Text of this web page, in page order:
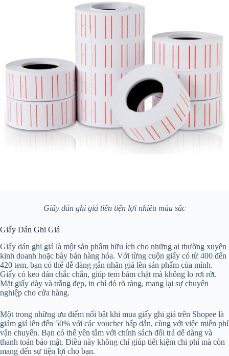
Giấy dán ghi giá tiền tiện lợi nhiều màu sắc
Giấy Dán Ghi Giá
Giấy dán ghi giá là một sản phẩm hữu ích cho những ai thường xuyên
kinh doanh hoặc bày bán hàng hóa. Với từng cuộn giấy có từ 400 đến
420 tem, bạn có thể dễ dàng gắn nhãn giá lên sản phẩm của mình.
Giấy có keo dán chắc chắn, giúp tem bám chặt mà không lo rơi rớt.
Mặt giấy dày và trắng đẹp, in chỉ đỏ rõ ràng, mang lại sự chuyên
nghiệp cho cửa hàng.
Một trong những ưu điểm nổi bật khi mua giấy ghi giá trên Shopee là
giảm giá lên đến 50% với các voucher hấp dẫn, cùng với việc miễn phí
vận chuyển. Bạn có thể yên tâm với chính sách đổi trả dễ dàng và
thanh toán bảo mật. Điều này không chỉ giúp tiết kiệm chi phí mà còn
mang đến sự tiện lợi cho bạn.